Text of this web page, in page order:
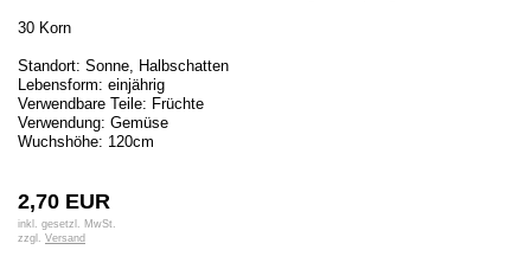
30 Korn
Standort: Sonne, Halbschatten
Lebensform: einjährig
Verwendbare Teile: Früchte
Verwendung: Gemüse
Wuchshöhe: 120cm
2,70 EUR
inkl. gesetzl. MwSt.
zzgl. Versand